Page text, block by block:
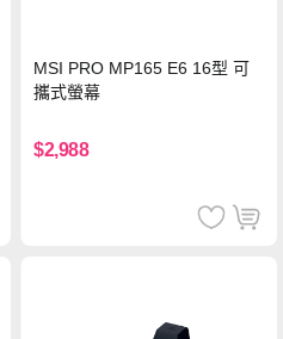
MSI PRO MP165 E6 16型 可
攜式螢幕
$2,988